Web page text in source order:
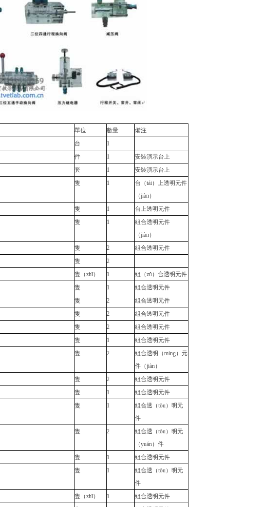
單位 數量
備注
台
1
件 1
安裝演示台上
套 1
安裝演示台上
隻 1
台（tái）上透明元件
（jiàn）
隻 1
台上透明元件
隻 1
組合透明元件
（jiàn）
隻 2
組合透明元件
隻
2
隻（zhī） 1
組（zǔ）合透明元件
隻 1
組合透明元件
隻 2
組合透明元件
隻 2
組合透明元件
隻 2
組合透明元件
隻 1
組合透明元件
隻 2
組合透明（míng）元
件（jiàn）
隻 2
組合透明元件
隻 1
組合透明元件
隻 1
組合透（tòu）明元
件
隻 2
組合透（tòu）明元
（yuán）件
隻 1
組合透明元件
隻 1
組合透（tòu）明元
件
隻（zhī） 1
組合透明元件